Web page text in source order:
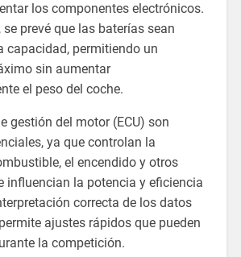
los componentes electrónicos.
se prevé que las baterías sean
capacidad, permitiendo un
sin aumentar
el peso del coche.
gestión del motor (ECU) son
ya que controlan la
el encendido y otros
influencian la potencia y eficiencia
correcta de los datos
ajustes rápidos que pueden
la competición.